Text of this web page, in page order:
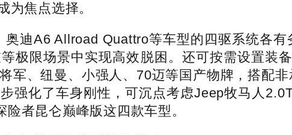
为焦点选择。
A6 Allroad Quattro等车型的四驱系统各有
极限场景中实现高效脱困。还可按需设置装
、纽曼、小强人、70迈等国产物牌，搭配非
强化了车身刚性，可沉点考虑Jeep牧马人
者昆仑巅峰版这四款车型。